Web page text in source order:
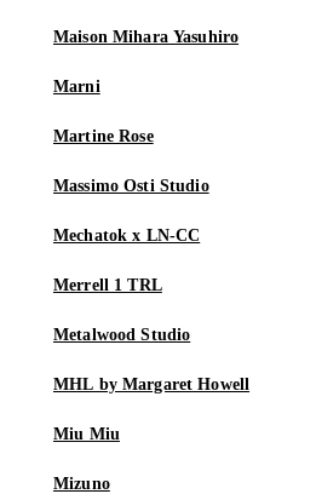
Maison Mihara Yasuhiro
Marni
Martine Rose
Massimo Osti Studio
Mechatok x LN-CC
Merrell 1 TRL
Metalwood Studio
MHL by Margaret Howell
Miu Miu
Mizuno